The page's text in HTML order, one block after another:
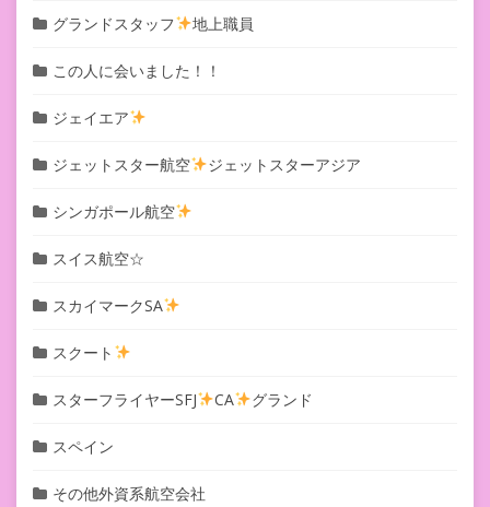
グランドスタッフ 地上職員
この人に会いました！！
ジェイエア
ジェットスター航空 ジェットスターアジア
シンガポール航空
スイス航空☆
スカイマークSA
スクート
スターフライヤーSFJ CA グランド
スペイン
その他外資系航空会社